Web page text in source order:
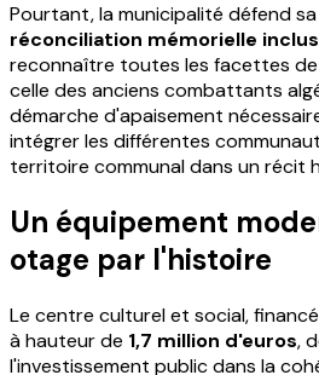
Pourtant, la municipalité défend
réconciliation mémorielle
reconnaître toutes les facettes
celle des anciens combattants
démarche d'apaisement
intégrer les différentes
territoire communal dans un récit
Un équipement
otage par l'histoire
Le centre culturel et social,
à hauteur de 1,7 million d'euros,
l'investissement public dans la